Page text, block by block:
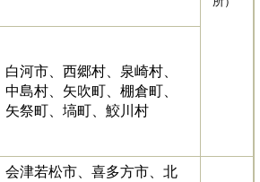
白河市、西郷村、泉崎村、
中島村、矢吹町、棚倉町、
矢祭町、塙町、鮫川村
会津若松市、喜多方市、北